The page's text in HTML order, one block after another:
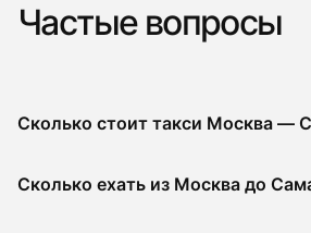
Частые вопросы
Сколько стоит такси Москва —
Сколько ехать из Москва до